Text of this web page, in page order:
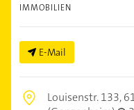
IMMOBILIEN
E-Mail
Louisenstr. 133,